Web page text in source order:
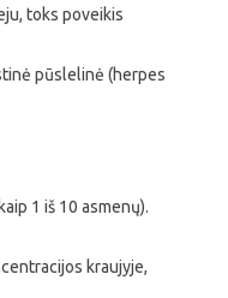
toks poveikis
pūslelinė (herpes
1 iš 10 asmenų).
kraujyje,